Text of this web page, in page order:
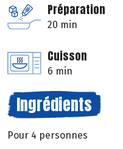
Préparation
20 min
Cuisson
6 min
Ingrédients
Pour 4 personnes